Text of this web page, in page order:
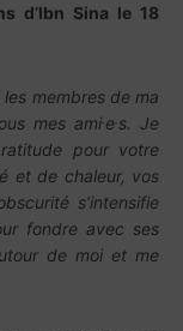
d’Ibn Sina le 18
membres de ma
mes ami.e.s. Je
pour votre
et de chaleur, vos
s’intensifie
fondre avec ses
de moi et me